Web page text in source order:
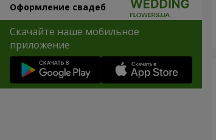
Оформление свадеб
Скачайте наше мобильное
приложение